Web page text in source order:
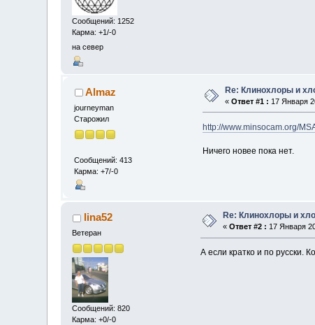
Сообщений: 1252
Карма: +1/-0
на север
Almaz
journeyman
Старожил
Сообщений: 413
Карма: +7/-0
Re: Клинохлоры и
«Ответ #1 : 17 Января
http://www.minsocam.org/
Ничего новее пока нет.
lina52
Ветеран
Сообщений: 820
Карма: +0/-0
Re: Клинохлоры и
«Ответ #2 : 17 Января
А если кратко и по русски.